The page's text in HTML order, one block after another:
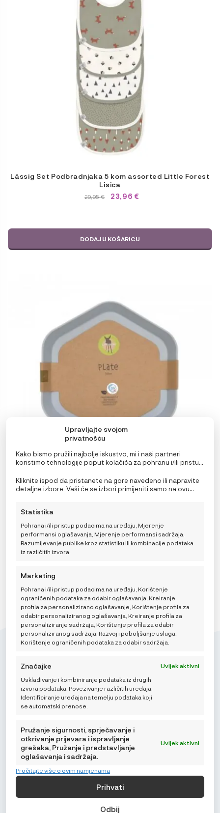
Upravljajte svojom
privatnošću
Kako bismo pružili najbolje iskustvo, mi i naši partneri
koristimo tehnologije poput kolačića za pohranu i/ili pristup
omogućit će nama i našim partnerima obradu osobnih
podataka kao što su ponašanje pri pregledavanju ili
jedinstveni ID-ovi na ovoj stranici i prikazujemo
privole može negativno utjecati na određene značajke i
Kliknite ispod da pristanete na gore navedeno ili napravite
detaljne izbore. Vaši će se izbori primijeniti samo na ovu
prekidača na Politici kolačića ili klikom na gumb za
upravljanje privolom na dnu ekrana.
Statistika
Pohrana i/ili pristup podacima na uređaju, Mjerenje
performansi oglašavanja, Mjerenje performansi sadržaja,
Razumijevanje publike kroz statistiku ili kombinacije podataka
iz različitih izvora.
Marketing
Pohrana i/ili pristup podacima na uređaju, Korištenje
ograničenih podataka za odabir oglašavanja, Kreiranje
profila za personalizirano oglašavanje, Korištenje profila za
odabir personaliziranog oglašavanja, Kreiranje profila za
personaliziranje sadržaja, Korištenje profila za odabir
personaliziranog sadržaja, Razvoj i poboljšanje usluga,
Korištenje ograničenih podataka za odabir sadržaja.
Značajke
Uvijek aktivni
Usklađivanje i kombiniranje podataka iz drugih
izvora podataka, Povezivanje različitih uređaja,
Identificiranje uređaja na temelju podataka koji
se automatski prenose.
Pružanje sigurnosti, sprječavanje i
otkrivanje prijevara i ispravljanje
grešaka, Pružanje i predstavljanje
oglašavanja i sadržaja.
Uvijek aktivni
Pročitajte više o ovim namjenama
Prihvati
Odbij
Lässig Set Podbradnjaka 5 kom assorted Little Forest
Lisica
IZVORNA
29,95 €.
29,95€TRENUTNA
23,96€
DODAJ U KOŠARICU
Lässig Tanjur Geo sivo plavi
DODAJ U KOŠARICU
Mikroedra d.o.o.
(01) 48 22 132
info@najnaj.eu
SAVJETI